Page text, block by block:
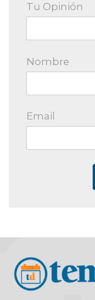
Tu Opinión
Nombre
Email